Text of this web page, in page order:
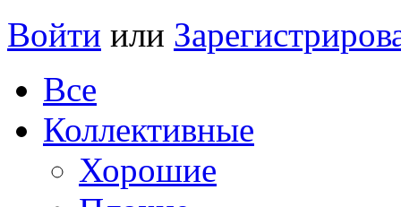
Войти или
Все
Коллективные
Хорошие